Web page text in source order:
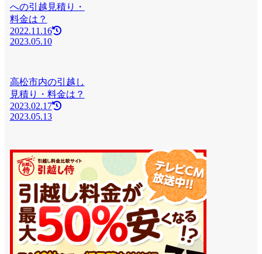
への引越見積り・
料金は？
2022.11.16
2023.05.10
高松市内の引越し
見積り・料金は？
2023.02.17
2023.05.13